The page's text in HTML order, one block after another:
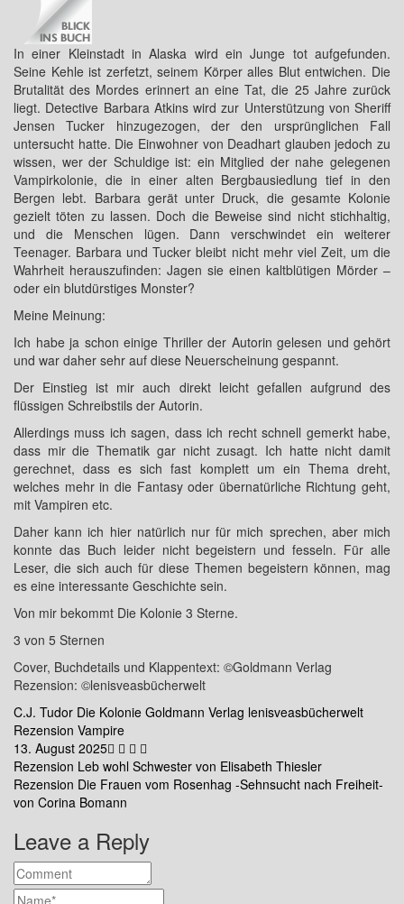
In einer Kleinstadt in Alaska wird ein Junge tot aufgefunden.
Seine Kehle ist zerfetzt, seinem Körper alles Blut entwichen. Die
Brutalität des Mordes erinnert an eine Tat, die 25 Jahre zurück
liegt. Detective Barbara Atkins wird zur Unterstützung von Sheriff
Jensen Tucker hinzugezogen, der den ursprünglichen Fall
untersucht hatte. Die Einwohner von Deadhart glauben jedoch zu
wissen, wer der Schuldige ist: ein Mitglied der nahe gelegenen
Vampirkolonie, die in einer alten Bergbausiedlung tief in den
Bergen lebt. Barbara gerät unter Druck, die gesamte Kolonie
gezielt töten zu lassen. Doch die Beweise sind nicht stichhaltig,
und die Menschen lügen. Dann verschwindet ein weiterer
Teenager. Barbara und Tucker bleibt nicht mehr viel Zeit, um die
Wahrheit herauszufinden: Jagen sie einen kaltblütigen Mörder –
oder ein blutdürstiges Monster?
Meine Meinung:
Ich habe ja schon einige Thriller der Autorin gelesen und gehört
und war daher sehr auf diese Neuerscheinung gespannt.
Der Einstieg ist mir auch direkt leicht gefallen aufgrund des
flüssigen Schreibstils der Autorin.
Allerdings muss ich sagen, dass ich recht schnell gemerkt habe,
dass mir die Thematik gar nicht zusagt. Ich hatte nicht damit
gerechnet, dass es sich fast komplett um ein Thema dreht,
welches mehr in die Fantasy oder übernatürliche Richtung geht,
mit Vampiren etc.
Daher kann ich hier natürlich nur für mich sprechen, aber mich
konnte das Buch leider nicht begeistern und fesseln. Für alle
Leser, die sich auch für diese Themen begeistern können, mag
es eine interessante Geschichte sein.
Von mir bekommt Die Kolonie 3 Sterne.
3 von 5 Sternen
Cover, Buchdetails und Klappentext: ©Goldmann Verlag
Rezension: ©lenisveasbücherwelt
C.J. Tudor Die Kolonie Goldmann Verlag lenisveasbücherwelt
Rezension Vampire
13. August 2025
Beitragsnavigation
Rezension Leb wohl Schwester von Elisabeth Thiesler
Rezension Die Frauen vom Rosenhag -Sehnsucht nach Freiheit-
von Corina Bomann
Leave a Reply